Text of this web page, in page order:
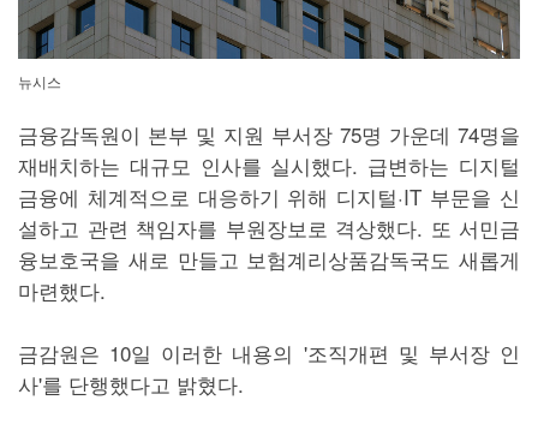
뉴시스
금융감독원이 본부 및 지원 부서장 75명 가운데 74명을
재배치하는 대규모 인사를 실시했다. 급변하는 디지털
금융에 체계적으로 대응하기 위해 디지털·IT 부문을 신
설하고 관련 책임자를 부원장보로 격상했다. 또 서민금
융보호국을 새로 만들고 보험계리상품감독국도 새롭게
마련했다.
금감원은 10일 이러한 내용의 '조직개편 및 부서장 인
사'를 단행했다고 밝혔다.